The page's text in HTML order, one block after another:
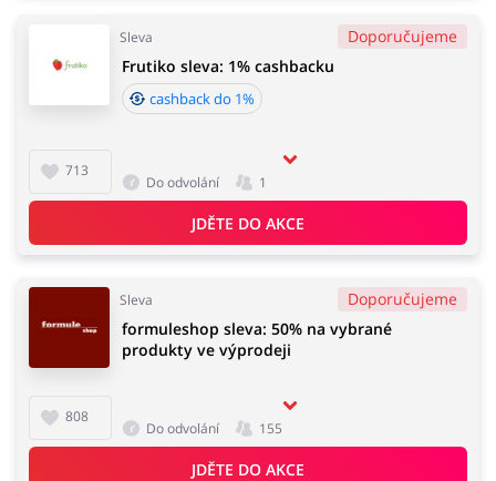
Sleva Doporučujeme
713
Frutiko sleva: 1% cashbacku
cashback do 1%
Do odvolání 1
JDĚTE DO AKCE
Sleva Doporučujeme
808
formuleshop sleva: 50% na vybrané
produkty ve výprodeji
Do odvolání 155
JDĚTE DO AKCE